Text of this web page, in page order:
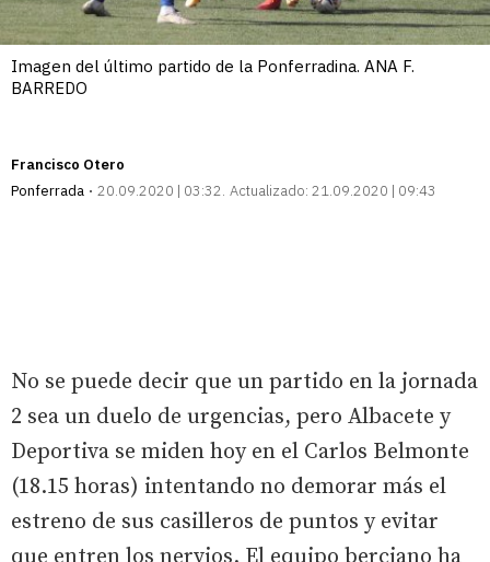
Imagen del último partido de la Ponferradina. ANA F.
BARREDO
Francisco Otero
Ponferrada
20.09.2020 | 03:32 Actualizado: 21.09.2020 | 09:43
No se puede decir que un partido en la jornada
2 sea un duelo de urgencias, pero Albacete y
Deportiva se miden hoy en el Carlos Belmonte
(18.15 horas) intentando no demorar más el
estreno de sus casilleros de puntos y evitar